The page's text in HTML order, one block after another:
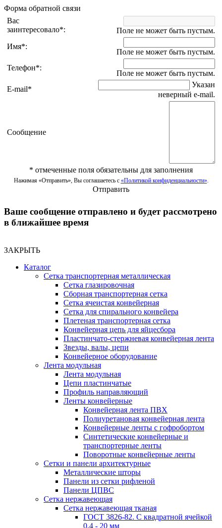
Форма обратной связи
Вас
заинтересовало*:
Поле не может быть пустым.
Имя*:
Поле не может быть пустым.
Телефон*:
Поле не может быть пустым.
E-mail*
Указан
неверный e-mail.
Сообщение
* отмеченные поля обязательны для заполнения
Нажимая «Отправить», Вы соглашаетесь с «Политикой конфиденциальности».
Отправить
Ваше сообщение отправлено и будет рассмотрено
в ближайшее время
ЗАКРЫТЬ
Каталог
Сетка транспортерная металлическая
Сетка глазировочная
Сборная транспортерная сетка
Сетка ячеистая конвейерная
Сетка для спирального конвейера
Плетеная транспортерная сетка
Конвейерная цепь для яйцесбора
Пластинчато-стержневая конвейерная лента
Звезды, валы, цепи
Конвейерное оборудование
Лента модульная
Лента модульная
Цепи пластинчатые
Профиль направляющий
Ленты конвейерные
Конвейерная лента ПВХ
Полиуретановая конвейерная лента
Конвейерные ленты с гофробортом
Синтетические конвейерные и
транспортерные ленты
Поворотные конвейерные ленты
Cетки и панели архитектурные
Металлические шторы
Панели из сетки рифленой
Панели ЦПВС
Сетка нержавеющая
Сетка нержавеющая тканая
ГОСТ 3826-82. C квадратной ячейкой
0,4 - 20 мм